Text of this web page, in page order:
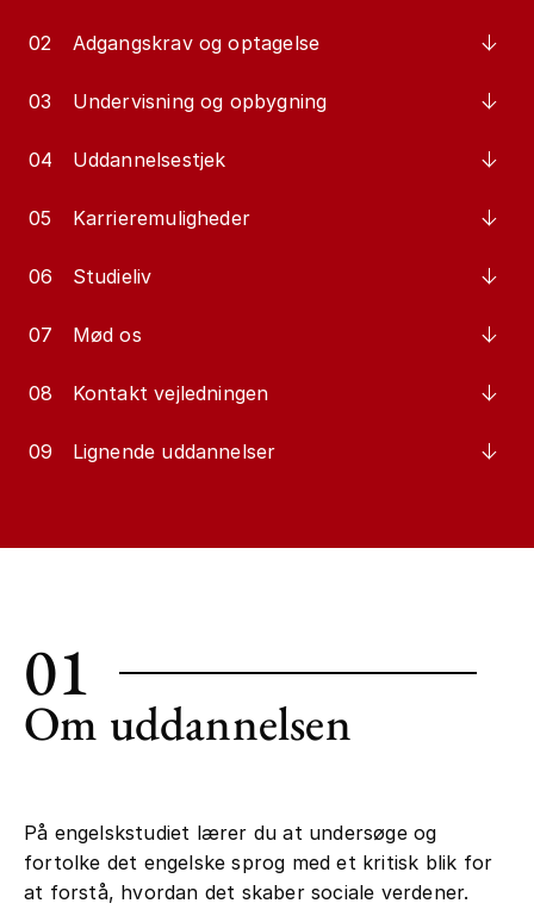
02 Adgangskrav og optagelse
03 Undervisning og opbygning
04 Uddannelsestjek
05 Karrieremuligheder
06 Studieliv
07 Mød os
08 Kontakt vejledningen
09 Lignende uddannelser
01
Om uddannelsen
På engelskstudiet lærer du at undersøge og
fortolke det engelske sprog med et kritisk blik for
at forstå, hvordan det skaber sociale verdener.